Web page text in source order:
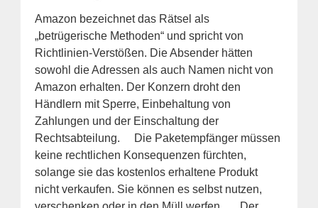
Amazon bezeichnet das Rätsel als
„betrügerische Methoden“ und spricht von
Richtlinien-Verstößen. Die Absender hätten
sowohl die Adressen als auch Namen nicht von
Amazon erhalten. Der Konzern droht den
Händlern mit Sperre, Einbehaltung von
Zahlungen und der Einschaltung der
Rechtsabteilung. Die Paketempfänger müssen
keine rechtlichen Konsequenzen fürchten,
solange sie das kostenlos erhaltene Produkt
nicht verkaufen. Sie können es selbst nutzen,